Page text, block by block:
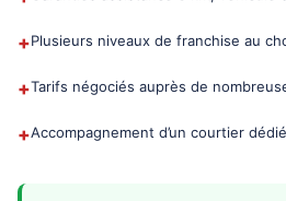
+Plusieurs niveaux de franchise au
+Tarifs négociés auprès de
+Accompagnement d’un courtier